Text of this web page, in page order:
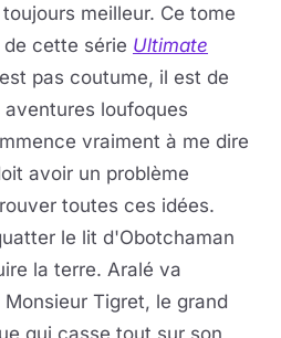
meilleur. Ce tome
cette série Ultimate
pas coutume, il est de
loufoques
vraiment à me dire
avoir un problème
toutes ces idées.
le lit d'Obotchaman
la terre. Aralé va
Tigret, le grand
qui casse tout sur son